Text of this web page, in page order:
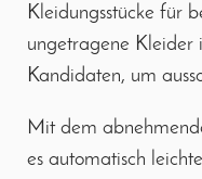
Kleidungsstücke für
ungetragene Kleider
Kandidaten, um
Mit dem
es automatisch